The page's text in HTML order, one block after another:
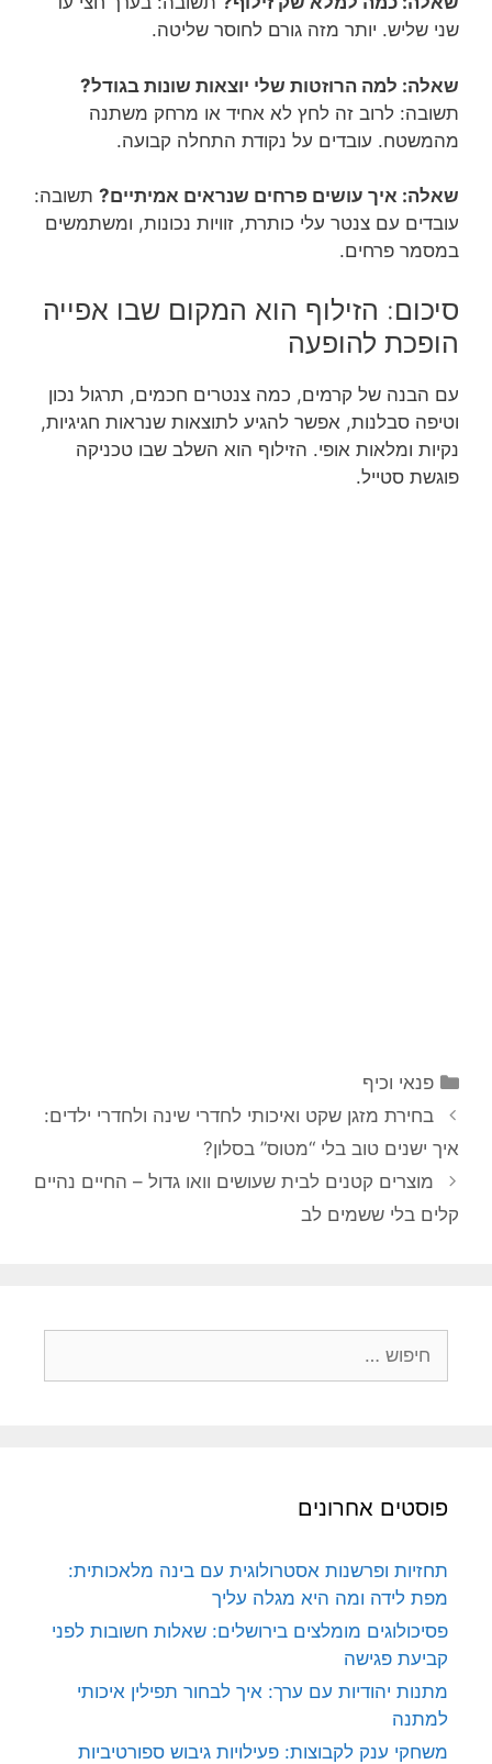
שני שליש. יותר מזה גורם לחוסר שליטה.
שאלה: למה הרוזטות שלי יוצאות שונות בגודל?
תשובה: לרוב זה לחץ לא אחיד או מרחק משתנה
מהמשטח. עובדים על נקודת התחלה קבועה.
שאלה: איך עושים פרחים שנראים אמיתיים? תשובה:
עובדים עם צנטר עלי כותרת, זוויות נכונות, ומשתמשים
במסמר פרחים.
סיכום: הזילוף הוא המקום שבו אפייה
הופכת להופעה
עם הבנה של קרמים, כמה צנטרים חכמים, תרגול נכון
וטיפה סבלנות, אפשר להגיע לתוצאות שנראות חגיגיות,
נקיות ומלאות אופי. הזילוף הוא השלב שבו טכניקה
פוגשת סטייל.
קטגוריות
פנאי וכיף
בחירת מזגן שקט ואיכותי לחדרי שינה ולחדרי ילדים:
איך ישנים טוב בלי “מטוס” בסלון?
מוצרים קטנים לבית שעושים וואו גדול – החיים נהיים
קלים בלי ששמים לב
פוסטים אחרונים
תחזיות ופרשנות אסטרולוגית עם בינה מלאכותית:
מפת לידה ומה היא מגלה עליך
פסיכולוגים מומלצים בירושלים: שאלות חשובות לפני
קביעת פגישה
מתנות יהודיות עם ערך: איך לבחור תפילין איכותי
למתנה
משחקי ענק לקבוצות: פעילויות גיבוש ספורטיביות